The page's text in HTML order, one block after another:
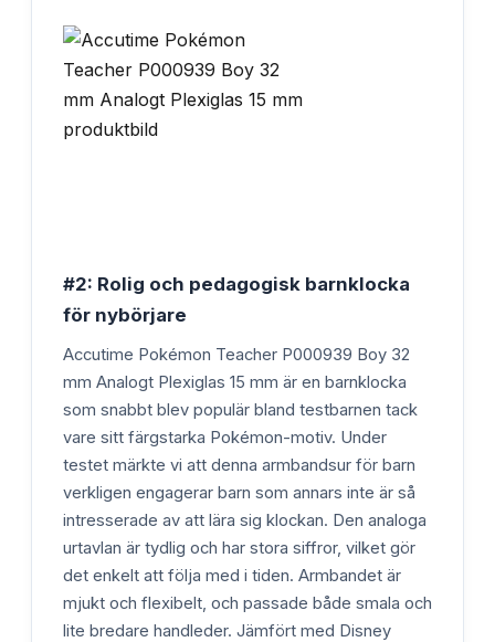
#2: Rolig och pedagogisk barnklocka
för nybörjare
Accutime Pokémon Teacher P000939 Boy 32
mm Analogt Plexiglas 15 mm är en barnklocka
som snabbt blev populär bland testbarnen tack
vare sitt färgstarka Pokémon-motiv. Under
testet märkte vi att denna armbandsur för barn
verkligen engagerar barn som annars inte är så
intresserade av att lära sig klockan. Den analoga
urtavlan är tydlig och har stora siffror, vilket gör
det enkelt att följa med i tiden. Armbandet är
mjukt och flexibelt, och passade både smala och
lite bredare handleder. Jämfört med Disney